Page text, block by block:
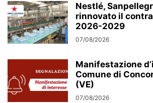
Nestlé,
rinnovato il
2026-2029
07/08/2026
Manifestazione
Comune di
(VE)
07/08/2026